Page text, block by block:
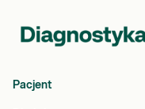
Pacjent